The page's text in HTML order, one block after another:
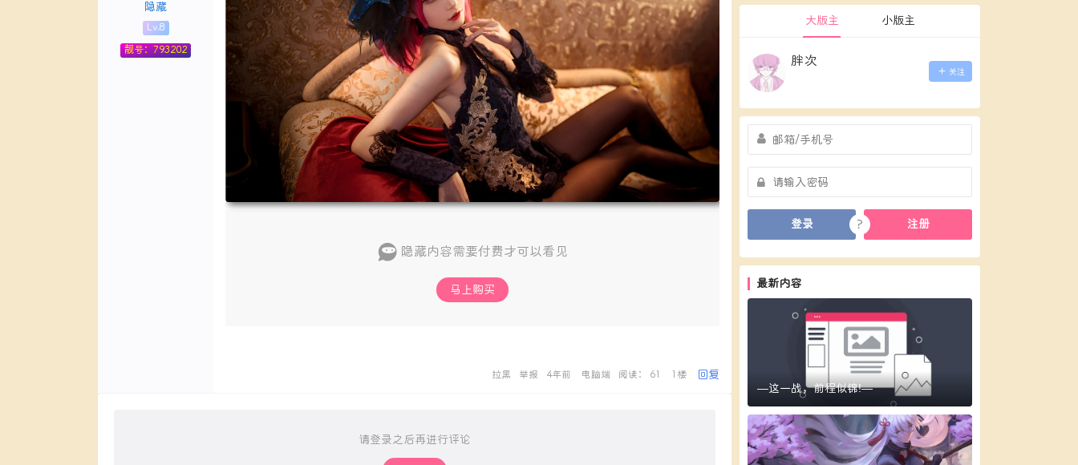
隐藏
Lv.8
靓号：793202
隐藏内容需要付费才可以看见
马上购买
拉黑 举报 4年前 电脑端 阅读： 61 1楼 回复
请登录之后再进行评论
大版主 小版主
胖次
关注
登录 ? 注册
最新内容
—这一战，前程似锦!—